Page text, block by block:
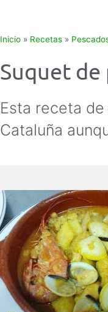
Inicio » Recetas »
Suquet de
Esta receta
Cataluña